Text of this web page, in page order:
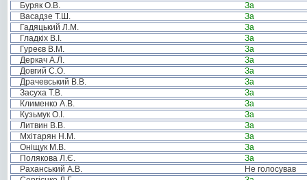
Буряк О.В.
За
Васадзе Т.Ш.
За
Гадяцький Л.М.
За
Гладкіх В.І.
За
Гуреєв В.М.
За
Деркач А.Л.
За
Довгий С.О.
За
Драчевський В.В.
За
Засуха Т.В.
За
Клименко А.В.
За
Кузьмук О.І.
За
Литвин В.В.
За
Мхітарян Н.М.
За
Оніщук М.В.
За
Полякова Л.Є.
За
Раханський А.В.
Не голосував